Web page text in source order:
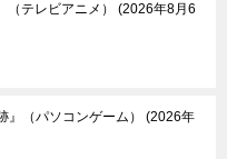
（テレビアニメ）
2026年8月6
』（パソコンゲーム）
2026年